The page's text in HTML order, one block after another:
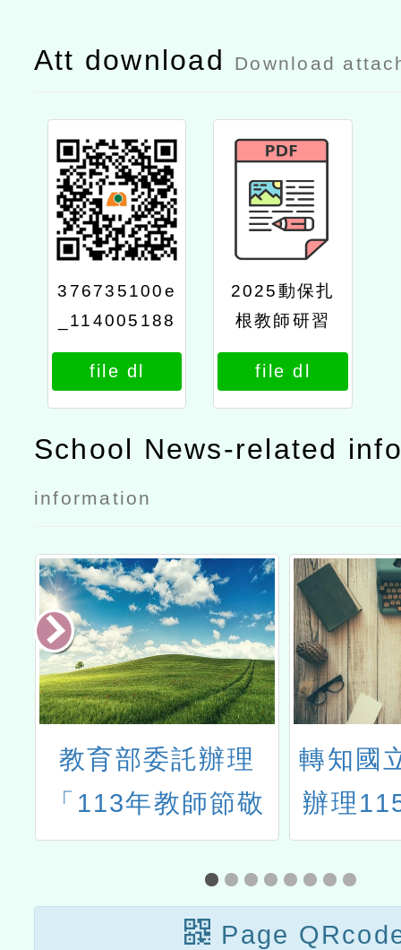
Att download Download
376735100e
_114005188
7_attach3
file dl
2025動保扎
根教師研習
「跨物種共
好」簡章
file dl
School News-related
information
法
轉知國立中央大學
辦理115年度環境
部淨零綠領人才培
育課程「資源循
環」加值課程
轉
學
「
教
之
Page